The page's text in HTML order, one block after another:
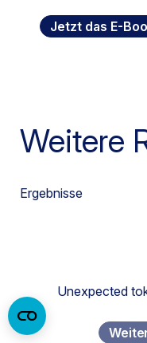
Jetzt das E-
Weitere
Ergebnisse
Unexpected